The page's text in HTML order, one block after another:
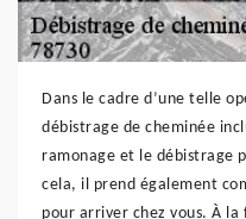
Dans le cadre d’une telle
débistrage de cheminée
ramonage et le débistrage
cela, il prend également
pour arriver chez vous. À